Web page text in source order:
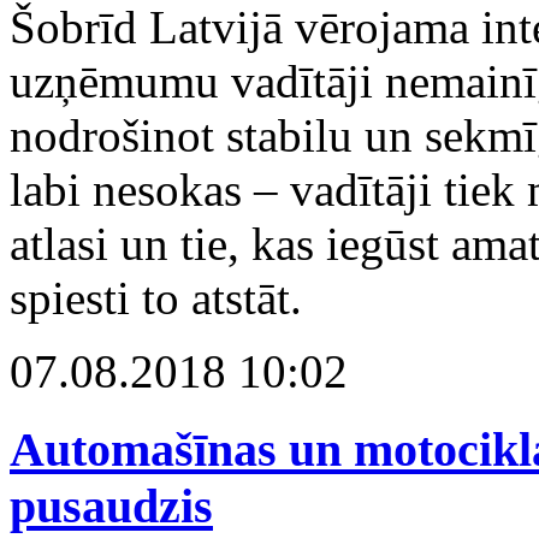
Šobrīd Latvijā vērojama
uzņēmumu vadītāji
nodrošinot stabilu un
labi nesokas – vadītāji
atlasi un tie, kas iegūst
spiesti to atstāt.
07.08.2018 10:02
Automašīnas un
pusaudzis